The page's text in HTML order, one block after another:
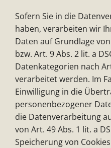
Sofern Sie in die
haben, verarbeiten wir
Daten auf Grundlage
bzw. Art. 9 Abs. 2 lit. a
Datenkategorien nach
verarbeitet werden. Im
Einwilligung in die
personenbezogener
die Datenverarbeitung
von Art. 49 Abs. 1 lit. a
Speicherung von